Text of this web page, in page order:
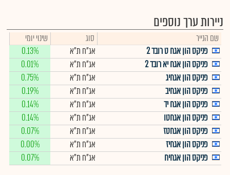
ניירות ערך נוספים
שם הנייר סוג
שינוי יומי
פניקס הון אגח ט רובד 2
אג"ח ת"א
0.13%
פניקס הון אגח יא רובד 2
אג"ח ת"א
0.01%
פניקס הון אגחיג
אג"ח ת"א
0.75%
פניקס הון אגחיב
אג"ח ת"א
0.19%
פניקס הון אגח יד
אג"ח ת"א
0.14%
פניקס הון אגחטו
אג"ח ת"א
0.14%
פניקס הון אגחטז
אג"ח ת"א
0.07%
פניקס הון אגחיז
אג"ח ת"א
0.00%
פניקס הון אגחיח
אג"ח ת"א 0.07%